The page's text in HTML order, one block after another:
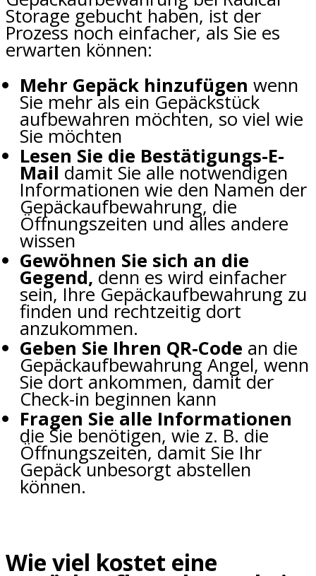
Storage gebucht haben, ist der
Prozess noch einfacher, als Sie es
erwarten können:
Mehr Gepäck hinzufügen wenn
Sie mehr als ein Gepäckstück
aufbewahren möchten, so viel wie
Sie möchten
Lesen Sie die Bestätigungs-E-
Mail damit Sie alle notwendigen
Informationen wie den Namen der
Gepäckaufbewahrung, die
Öffnungszeiten und alles andere
wissen
Gewöhnen Sie sich an die
Gegend, denn es wird einfacher
sein, Ihre Gepäckaufbewahrung zu
finden und rechtzeitig dort
anzukommen.
Geben Sie Ihren QR-Code an die
Gepäckaufbewahrung Angel, wenn
Sie dort ankommen, damit der
Check-in beginnen kann
Fragen Sie alle Informationen
die Sie benötigen, wie z. B. die
Öffnungszeiten, damit Sie Ihr
Gepäck unbesorgt abstellen
können.
Wie viel kostet eine